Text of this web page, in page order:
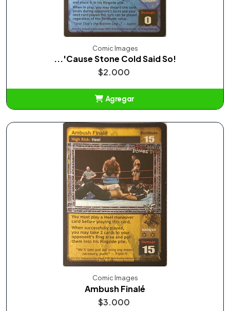
Comic Images
...'Cause Stone Cold Said So!
$2.000
Agregar
Comic Images
Ambush Finalé
$3.000